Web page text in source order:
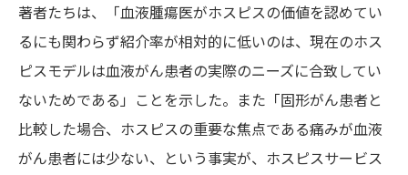
著者たちは、「血液腫瘍医がホスピスの価値を認めてい
るにも関わらず紹介率が相対的に低いのは、現在のホス
ピスモデルは血液がん患者の実際のニーズに合致してい
ないためである」ことを示した。また「固形がん患者と
比較した場合、ホスピスの重要な焦点である痛みが血液
がん患者には少ない、という事実が、ホスピスサービス